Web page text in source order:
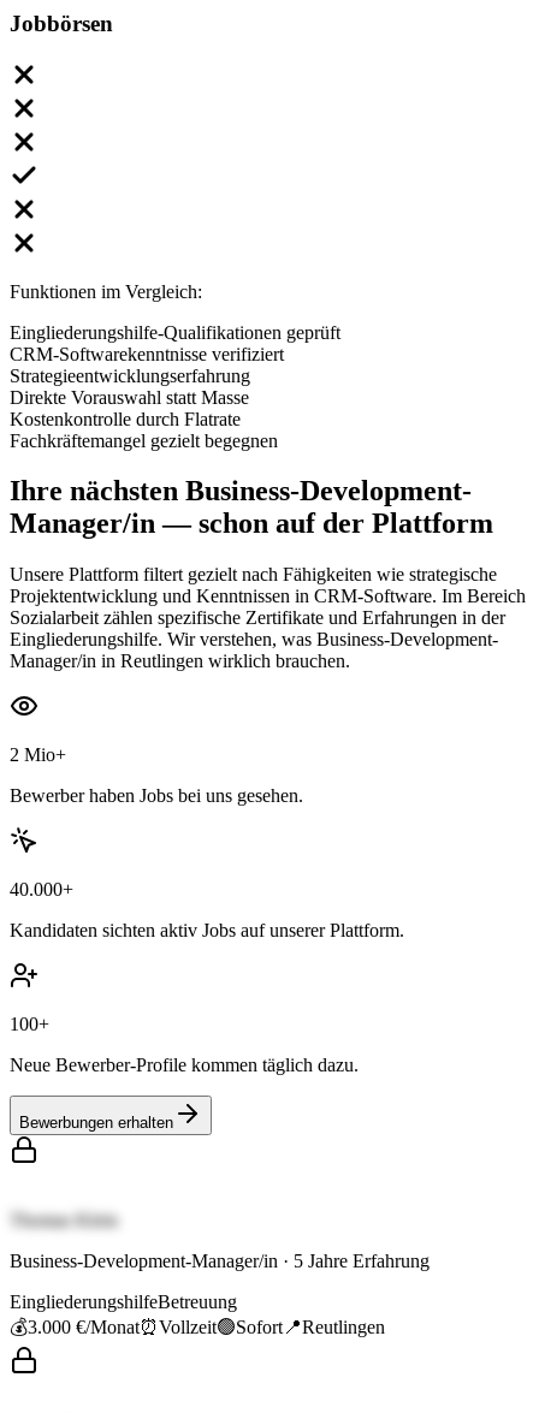
Jobbörsen
Funktionen im Vergleich:
Eingliederungshilfe-Qualifikationen geprüft
CRM-Softwarekenntnisse verifiziert
Strategieentwicklungserfahrung
Direkte Vorauswahl statt Masse
Kostenkontrolle durch Flatrate
Fachkräftemangel gezielt begegnen
Ihre nächsten Business-Development-
Manager/in— schon auf der Plattform
Unsere Plattform filtert gezielt nach Fähigkeiten wie strategische
Projektentwicklung und Kenntnissen in CRM-Software. Im Bereich
Sozialarbeit zählen spezifische Zertifikate und Erfahrungen in der
Eingliederungshilfe. Wir verstehen, was Business-Development-
Manager/in in Reutlingen wirklich brauchen.
2 Mio+
Bewerber haben Jobs bei uns gesehen.
40.000+
Kandidaten sichten aktiv Jobs auf unserer Plattform.
100+
Neue Bewerber-Profile kommen täglich dazu.
Bewerbungen erhalten
Thomas Klein
Business-Development-Manager/in · 5 Jahre Erfahrung
EingliederungshilfeBetreuung
💰3.000 €/Monat⏰Vollzeit🟢Sofort 📍Reutlingen